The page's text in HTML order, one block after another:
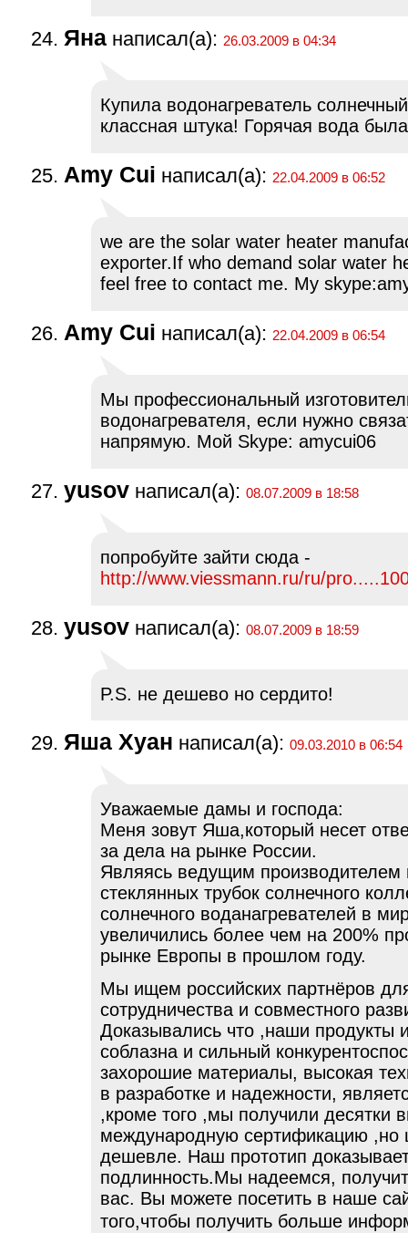
Яна написал(а): 26.03.2009 в 04:34
Купила водонагреватель солнечный
классная штука! Горячая вода
Amy Cui написал(а): 22.04.2009 в 06:52
we are the solar water heater
exporter.If who demand solar water
feel free to contact me. My
Amy Cui написал(а): 22.04.2009 в 06:54
Мы профессиональный
водонагревателя, если нужно
напрямую. Мой Skype: amycui06
yusov написал(а): 08.07.2009 в 18:58
попробуйте зайти сюда -
http://www.viessmann.ru/ru/
yusov написал(а): 08.07.2009 в 18:59
P.S. не дешево но сердито!
Яша Хуан написал(а): 09.03.2010 в 06:54
Уважаемые дамы и господа:
Меня зовут Яша,который несет
за дела на рынке России.
Являясь ведущим производителем
стеклянных трубок солнечного
солнечного воданагревателей в
увеличились более чем на 200%
рынке Европы в прошлом году.
Мы ищем российских партнёров
сотрудничества и совместного
Доказывались что ,наши продукты
соблазна и сильный
захорошие материалы, высокая
в разработке и надежности,
,кроме того ,мы получили десятки
международную сертификацию ,но
дешевле. Наш прототип
подлинность.Мы надеемся,
вас. Вы можете посетить в наше
того,чтобы получить больше